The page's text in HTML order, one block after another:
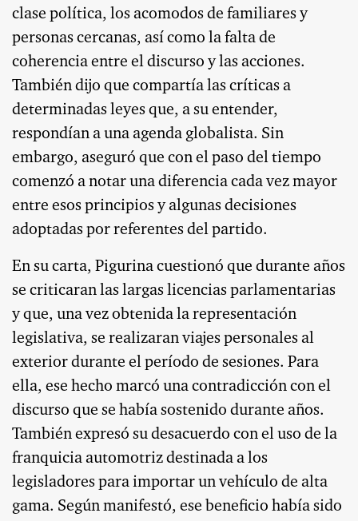
clase política, los acomodos de familiares y
personas cercanas, así como la falta de
coherencia entre el discurso y las acciones.
También dijo que compartía las críticas a
determinadas leyes que, a su entender,
respondían a una agenda globalista. Sin
embargo, aseguró que con el paso del tiempo
comenzó a notar una diferencia cada vez mayor
entre esos principios y algunas decisiones
adoptadas por referentes del partido.
En su carta, Pigurina cuestionó que durante años
se criticaran las largas licencias parlamentarias
y que, una vez obtenida la representación
legislativa, se realizaran viajes personales al
exterior durante el período de sesiones. Para
ella, ese hecho marcó una contradicción con el
discurso que se había sostenido durante años.
También expresó su desacuerdo con el uso de la
franquicia automotriz destinada a los
legisladores para importar un vehículo de alta
gama. Según manifestó, ese beneficio había sido